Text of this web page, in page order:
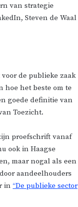
van strategie
Steven de Waal
de publieke zaak
hoe het beste om te
goede definitie van
Toezicht.
proefschrift vanaf
ook in Haagse
maar nogal als een
aandeelhouders
in “De publieke sector